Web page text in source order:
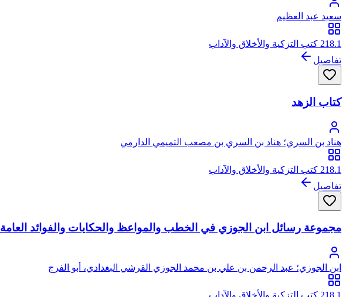
سعيد عبد العظيم
218.1 كتب التزكية والأخلاق والآداب
تفاصيل
كتاب الزهد
هناد بن السري؛ هناد بن السري بن مصعب التميمي الدارمي
218.1 كتب التزكية والأخلاق والآداب
تفاصيل
مجموعة رسائل ابن الجوزي في الخطب والمواعظ والحكايات والفوائد العامة
ابن الجوزي؛ عبد الرحمن بن علي بن محمد الجوزي القرشي البغدادي، أبو الفرج